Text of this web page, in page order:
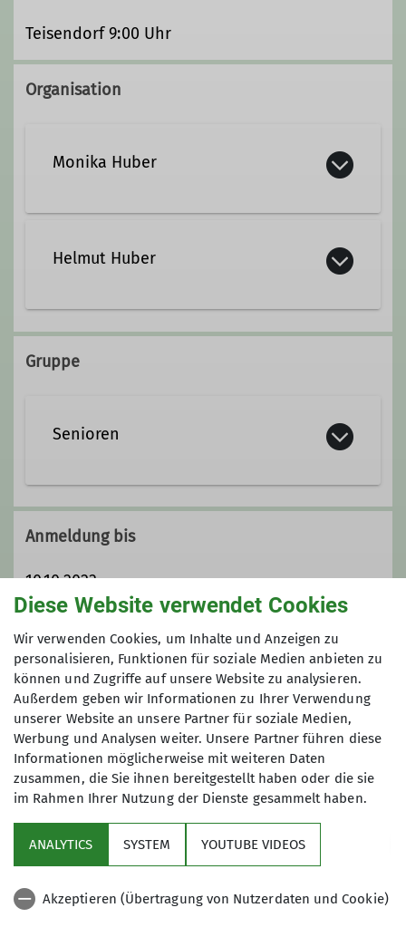
Teisendorf 9:00 Uhr
Organisation
Monika Huber
Helmut Huber
+49 8666 6451
Gruppe
Senioren
Anmeldung bis
10.10.2023
Maximale Teilnehmeranzahl
16
wichtige Infos
Partner
Diese Website verwendet Cookies
Wir verwenden Cookies, um Inhalte und Anzeigen zu
personalisieren, Funktionen für soziale Medien anbieten zu
können und Zugriffe auf unsere Website zu analysieren.
Außerdem geben wir Informationen zu Ihrer Verwendung
unserer Website an unsere Partner für soziale Medien,
Werbung und Analysen weiter. Unsere Partner führen diese
Informationen möglicherweise mit weiteren Daten
zusammen, die Sie ihnen bereitgestellt haben oder die sie
im Rahmen Ihrer Nutzung der Dienste gesammelt haben.
ANALYTICS SYSTEM YOUTUBE VIDEOS
Akzeptieren (Übertragung von Nutzerdaten und Cookie)